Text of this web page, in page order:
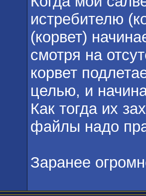
истребителю
(корвет)
смотря на
корвет
целью, и
Как тогда их
файлы надо
Заранее